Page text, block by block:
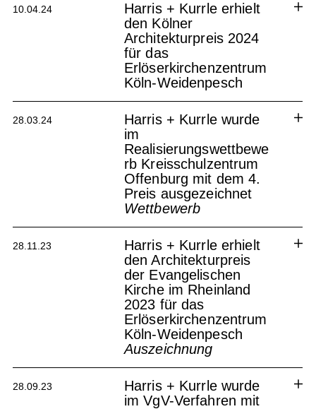
Kirchenstandort Köln
10.04.24
Harris + Kurrle erhielt
den Kölner
Architekturpreis 2024
für das
Erlöserkirchenzentrum
Köln-Weidenpesch
28.03.24
Harris + Kurrle wurde
im
Realisierungswettbewe
rb Kreisschulzentrum
Offenburg mit dem 4.
Preis ausgezeichnet
Wettbewerb
Harris + Kurrle wurde im
Realisierungswettbewerb
Kreisschulzentrum Offenburg mit
dem 4. Preis ausgezeichnet
Offenburg Kreisschulzentrum
28.11.23
Harris + Kurrle erhielt
den Architekturpreis
der Evangelischen
Kirche im Rheinland
2023 für das
Erlöserkirchenzentrum
Köln-Weidenpesch
Auszeichnung
28.09.23
Harris + Kurrle wurde
im VgV-Verfahren mit